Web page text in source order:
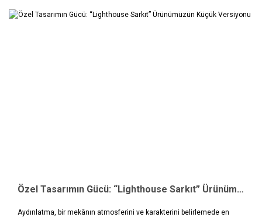
Özel Tasarımın Gücü: “Lighthouse Sarkıt” Ürünümüzün Küçük Versiyonu
Aydınlatma, bir mekânın atmosferini ve karakterini belirlemede en